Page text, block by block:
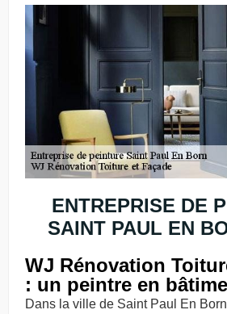
ENTREPRISE DE
SAINT PAUL EN
WJ Rénovation
: un peintre en
Dans la ville de Saint Paul En